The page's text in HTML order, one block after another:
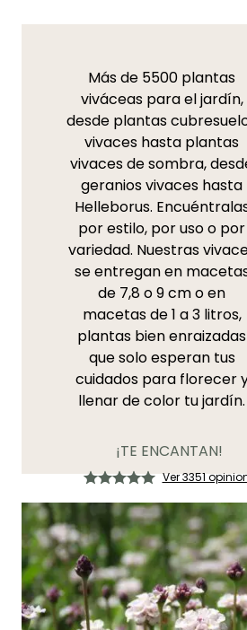
Más de 5500 plantas
viváceas para el jardín,
desde plantas
vivaces hasta plantas
vivaces de sombra,
geranios vivaces hasta
Helleborus.
por estilo, por uso o por
variedad. Nuestras
se entregan en
de 7,8 o 9 cm o en
macetas de 1 a 3 litros,
plantas bien enraizadas
que solo esperan tus
cuidados para florecer
llenar de color tu jardín.
¡TE ENCANTAN!
Ver 3351